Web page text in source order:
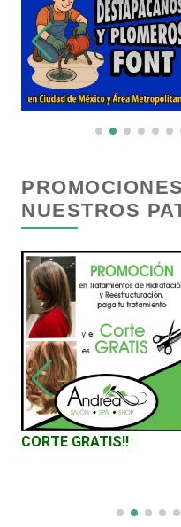
Carpinterías
Centros
Centros de
Centros
Cerrajerías
Cibercafés
Clínicas de
NUESTROS
CORTE GRATIS!!